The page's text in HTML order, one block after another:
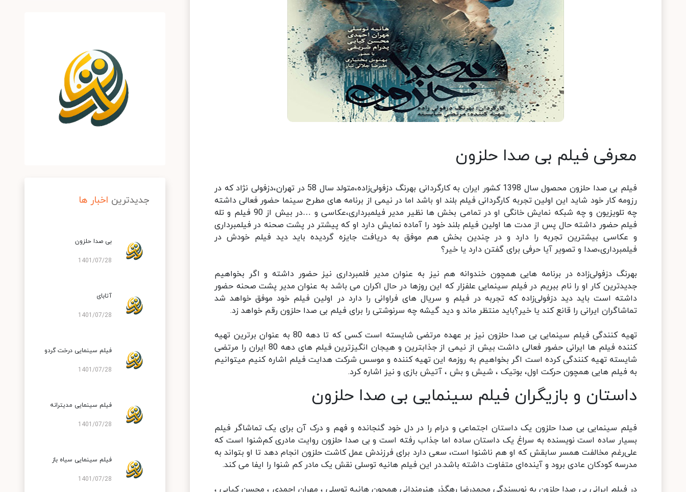
معرفی فیلم بی صدا حلزون
فیلم بی صدا حلزون محصول سال 1398 کشور ایران به کارگردانی بهرنگ دزفولی‌زاده،متولد سال 58 در تهران،دزفولی نژاد که در
رزومه کار خود شاید این اولین تجربه کارگردانی فیلم بلند او باشد اما در نیمی از برنامه های مطرح سینما حضور فعالی داشته
چه تلویزیون و چه شبکه نمایش خانگی او در تمامی بخش ها نظیر مدیر فیلمبرداری،عکاسی و …در بیش از 90 فیلم و تله
فیلم حضور داشته حال پس از مدت ها اولین فیلم بلند خود را آماده نمایش دارد او که پیشتر در پشت صحنه در فیلمبرداری
و عکاسی بیشترین تجربه را دارد و در چندین بخش هم موفق به دریافت جایزه گردیده باید دید فیلم خودش در
فیلمبرداری،صدا و تصویر آیا حرفی برای گفتن دارد یا خیر؟
بهرنگ دزفولی‌زاده در برنامه هایی همچون خندوانه هم نیز به عنوان مدیر فلمبرداری نیز حضور داشته و اگر بخواهیم
جدیدترین کار او را نام ببریم در فیلم سینمایی علفزار که این روزها در حال اکران می باشد به عنوان مدیر پشت صحنه حضور
داشته است باید دید دزفولی‌زاده که تجربه در فیلم و سریال های فراوانی را دارد در اولین فیلم خود موفق خواهد شد
تماشاگران ایرانی را قانع کند یا خیر؟باید منتظر ماند و دید گیشه چه سرنوشتی را برای فیلم بی صدا حلزون رقم خواهد زد.
تهیه کنندگی فیلم سینمایی بی صدا حلزون نیز بر عهده مرتضی شایسته است کسی که تا دهه 80 به عنوان برترین تهیه
کننده فیلم ها ایرانی حضور فعالی داشت بیش از نیمی از جذابترین و هیجان انگیزترین فیلم های دهه 80 ایران را مرتضی
شایسته تهیه کنندگی کرده است اگر بخواهیم به روزمه این تهیه کننده و موسس شرکت هدایت فیلم اشاره کنیم میتوانیم
به فیلم هایی همچون حرکت اول، بوتیک ، شیش و بش ، آتیش بازی و نیز اشاره کرد.
داستان و بازیگران فیلم سینمایی بی صدا حلزون
فیلم سینمایی بی صدا حلزون یک داستان اجتماعی و درام را در دل خود گنجانده و فهم و درک آن برای یک تماشاگر فیلم
بسیار ساده است نویسنده به سراغ یک داستان ساده اما جذاب رفته است و بی صدا حلزون روایت مادری کم‌شنوا است که
علی‌رغم مخالفت همسر سابقش که او هم ناشنوا است، سعی دارد برای فرزندش عمل کاشت حلزون انجام دهد تا او بتواند به
مدرسه کودکان عادی برود و آینده‌ای متفاوت داشته باشد.در این فیلم هانیه توسلی نقش یک مادر کم شنوا را ایفا می کند.
در فیلم ایرانی بی صدا حلزون به نویسندگی محمدرضا رهگذر هنرمندانی همچون هانیه توسلی ، مهران احمدی ، محسن کیایی ،
جدیدترین اخبار ها
بی صدا حلزون
1401/07/28
آتابای
1401/07/28
فیلم سینمایی درخت گردو
1401/07/28
فیلم سینمایی مدیترانه
1401/07/28
فیلم سینمایی سیاه باز
1401/07/28